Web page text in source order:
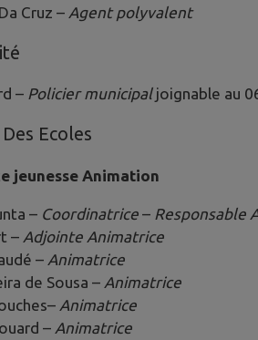
Cruz – Agent polyvalent
– Policier municipal joignable au
Ecoles
jeunesse Animation
– Coordinatrice – Responsable
– Adjointe Animatrice
– Animatrice
de Sousa – Animatrice
Animatrice
– Animatrice